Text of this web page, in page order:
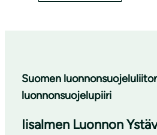
Suomen
luonnonsuojelupiiri
Iisalmen Luonnon